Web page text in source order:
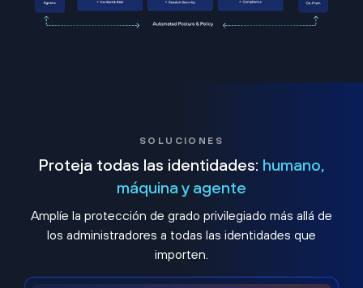
SOLUCIONES
Proteja todas las identidades: humano,
máquina y agente
Amplíe la protección de grado privilegiado más allá de
los administradores a todas las identidades que
importen.